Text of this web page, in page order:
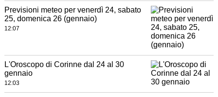
Previsioni meteo per venerdì 24, sabato
25, domenica 26 (gennaio)
12:07
L'Oroscopo di Corinne dal 24 al 30
gennaio
12:03